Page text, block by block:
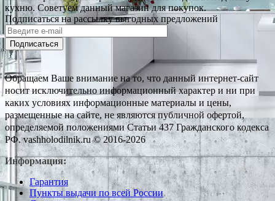
кухню. Советуем данный магазин для покупок.
Подписаться на рассылку выгодных предложений
Подписаться
Обращаем Ваше внимание на то, что данный интернет-сайт
носит исключительно информационный характер и ни при
каких условиях информационные материалы и цены,
размещенные на сайте, не являются публичной офертой,
определяемой положениями Статьи 437 Гражданского кодекса
РФ. vashholodilnik.ru © 2016-2026
Информация:
Гарантия
Пункты выдачи по всей России